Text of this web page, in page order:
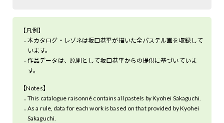
【凡例】
本カタログ・レゾネは坂口恭平が描いた全パステル画を収録して
います。
作品データは、原則として坂口恭平からの提供に基づいていま
す。
【Notes】
This catalogue raisonné contains all pastels by Kyohei Sakaguchi.
As a rule, data for each work is based on that provided by Kyohei
Sakaguchi.